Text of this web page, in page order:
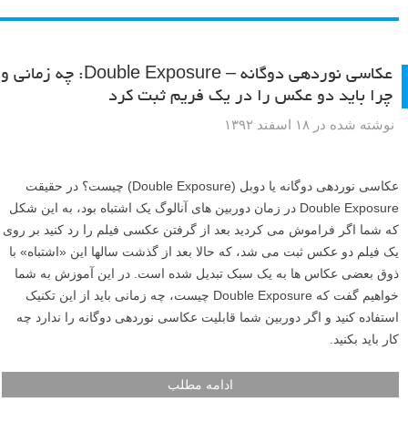
عکاسی نوردهی دوگانه – Double Exposure: چه زمانی و
چرا باید دو عکس را در یک فریم ثبت کرد
نوشته شده در ۱۸ اسفند ۱۳۹۲
عکاسی نوردهی دوگانه یا دوبل (Double Exposure) چیست؟ در حقیقت
Double Exposure در زمان دوربین های آنالوگ یک اشتباه بود، به این شکل
که شما اگر فراموش می کردید بعد از گرفتن عکسی فیلم را رد کنید بر روی
یک فیلم دو عکس ثبت می شد، که حالا بعد از گذشت سالها این «اشتباه» با
ذوق بعضی عکاس ها به یک سبک تبدیل شده است. در این آموزش به شما
خواهیم گفت که Double Exposure چیست، چه زمانی باید از این تکنیک
استفاده کنید و اگر دوربین شما قابلیت عکاسی نوردهی دوگانه را ندارد چه
کار باید بکنید.
ادامه مطلب